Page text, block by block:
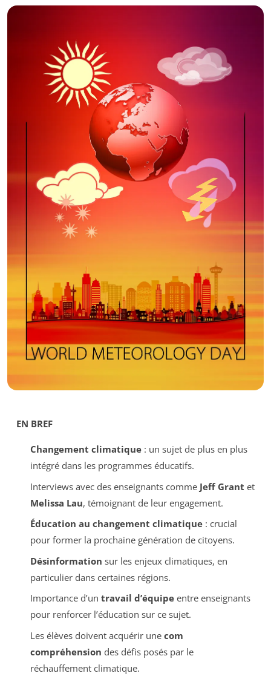
EN BREF
Changement climatique: un sujet de plus en plus
intégré dans les programmes éducatifs.
Interviews avec des enseignants comme Jeff Grant et
Melissa Lau, témoignant de leur engagement.
Éducation au changement climatique: crucial
pour former la prochaine génération de citoyens.
Désinformation sur les enjeux climatiques, en
particulier dans certaines régions.
Importance d’un travail d’équipeentre enseignants
pour renforcer l’éducation sur ce sujet.
Les élèves doivent acquérir une com
compréhension des défis posés par le
réchauffement climatique.